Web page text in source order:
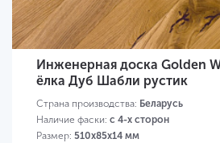
Инженерная доска Golden
ёлка Дуб Шабли рустик
Страна производства: Беларусь
Наличие фаски: с 4-х сторон
Размер: 510х85х14 мм